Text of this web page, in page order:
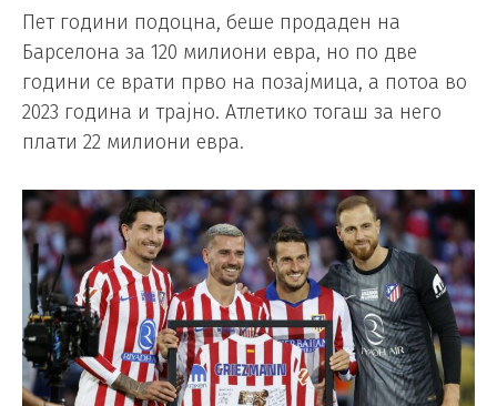
Пет години подоцна, беше продаден на
Барселона за 120 милиони евра, но по две
години се врати прво на позајмица, а потоа во
2023 година и трајно. Атлетико тогаш за него
плати 22 милиони евра.